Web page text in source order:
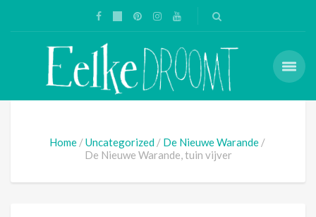
Home Uncategorized
De Nieuwe Warande
De Nieuwe Warande, tuin vijver